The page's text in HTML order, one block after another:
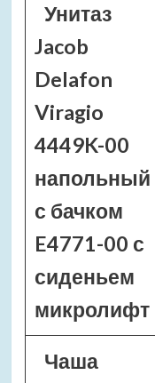
Унитаз
Jacob
Delafon
Viragio
4449K-00
напольный
с бачком
E4771-00 с
сиденьем
микролифт
Чаша